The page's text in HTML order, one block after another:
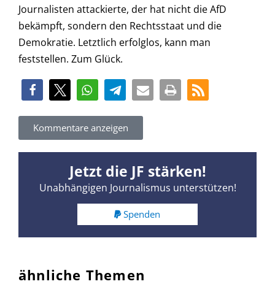
Journalisten attackierte, der hat nicht die AfD
bekämpft, sondern den Rechtsstaat und die
Demokratie. Letztlich erfolglos, kann man
feststellen. Zum Glück.
Kommentare anzeigen
Jetzt die JF stärken!
Unabhängigen Journalismus unterstützen!
Spenden
ähnliche Themen